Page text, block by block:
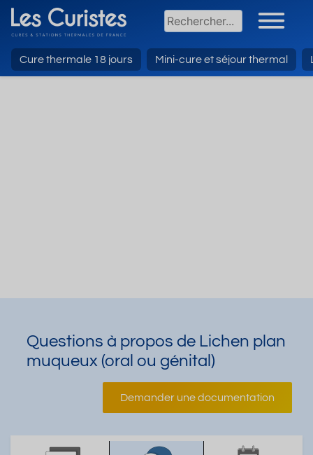
Cure thermale 18 jours Mini-cure et séjour thermal
Questions à propos de Lichen plan
muqueux (oral ou génital)
Demander une documentation